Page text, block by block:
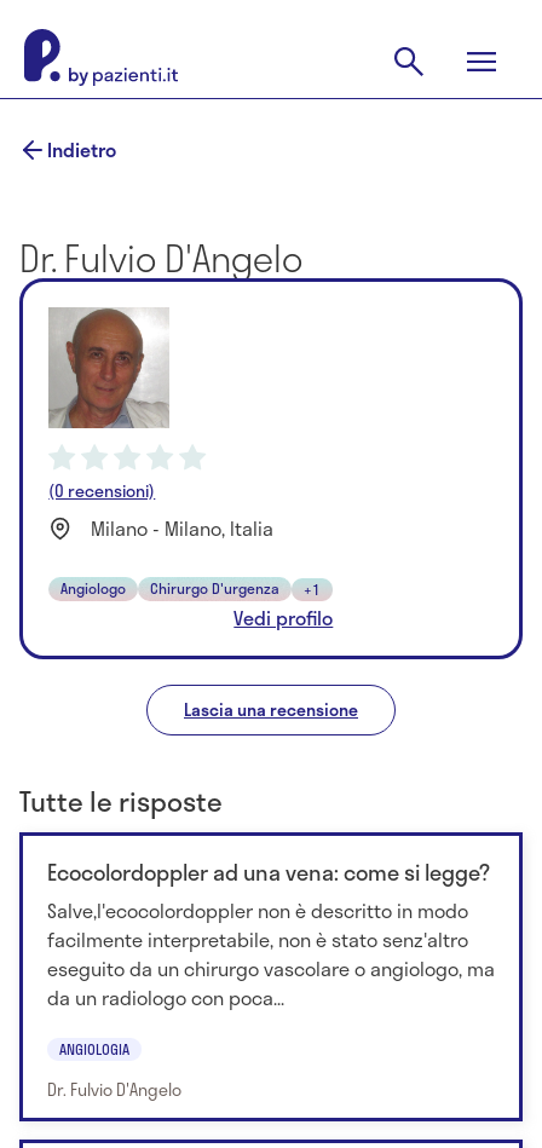
Indietro
Dr. Fulvio D'Angelo
(0 recensioni)
Milano - Milano, Italia
Angiologo Chirurgo D'urgenza +1
Vedi profilo
Lascia una recensione
Tutte le risposte
Ecocolordoppler ad una vena: come si legge?
Salve,l'ecocolordoppler non è descritto in modo
facilmente interpretabile, non è stato senz'altro
eseguito da un chirurgo vascolare o angiologo, ma
da un radiologo con poca...
ANGIOLOGIA
Dr. Fulvio D'Angelo